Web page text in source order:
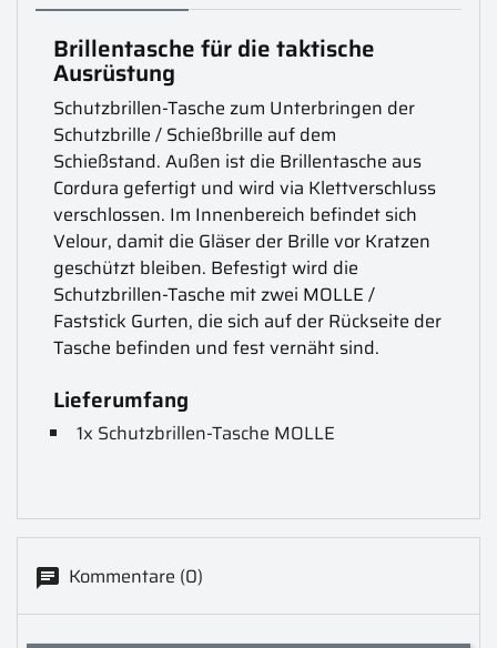
Brillentasche für die taktische
Ausrüstung
Schutzbrillen-Tasche zum Unterbringen der
Schutzbrille / Schießbrille auf dem
Schießstand. Außen ist die Brillentasche aus
Cordura gefertigt und wird via Klettverschluss
verschlossen. Im Innenbereich befindet sich
Velour, damit die Gläser der Brille vor Kratzen
geschützt bleiben. Befestigt wird die
Schutzbrillen-Tasche mit zwei MOLLE /
Faststick Gurten, die sich auf der Rückseite der
Tasche befinden und fest vernäht sind.
Lieferumfang
1x Schutzbrillen-Tasche MOLLE
Kommentare (0)